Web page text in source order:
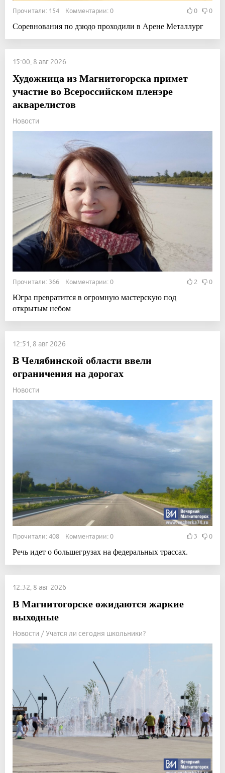
Прочитали: 154 Комментарии: 0 0 0
Соревнования по дзюдо проходили в Арене Металлург
15:00, 8 авг 2026
Художница из Магнитогорска примет
участие во Всероссийском пленэре
акварелистов
Новости
Прочитали: 366 Комментарии: 0 2 0
Югра превратится в огромную мастерскую под
открытым небом
12:51, 8 авг 2026
В Челябинской области ввели
ограничения на дорогах
Новости
Прочитали: 408 Комментарии: 0 3 0
Речь идет о большегрузах на федеральных трассах.
12:32, 8 авг 2026
В Магнитогорске ожидаются жаркие
выходные
Новости / Учатся ли сегодня школьники?